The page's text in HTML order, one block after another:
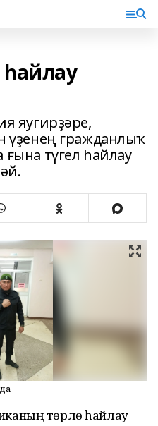
һайлау
яугирҙәре,
үҙенең гражданлыҡ
түгел һайлау
төрлө һайлау